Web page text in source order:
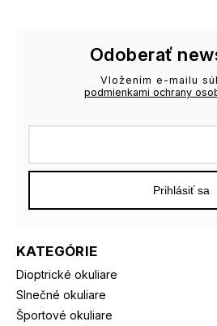
KATEGÓRIE
Dioptrické okuliare
Slnečné okuliare
Športové okuliare
Odoberať
Vložením e-mailu
podmienkami ochrany
Prihlásiť sa